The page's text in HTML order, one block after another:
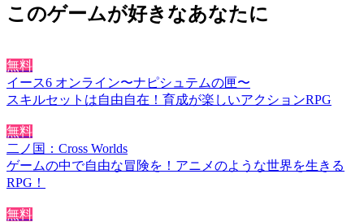
このゲームが好きなあなたに
無料
イース6 オンライン〜ナピシュテムの匣〜
スキルセットは自由自在！育成が楽しいアクションRPG
無料
二ノ国：Cross Worlds
ゲームの中で自由な冒険を！アニメのような世界を生きる
RPG！
無料